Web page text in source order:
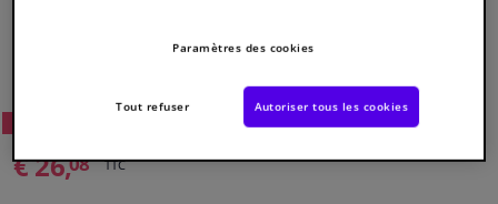
Intérieur & ameublement
Styling & Performance
Nettoyage & protection
Numéro de produit d'origine:0119806
€ 26,08 TTC
Paramètres des cookies
Tout refuser Autoriser tous les cookies